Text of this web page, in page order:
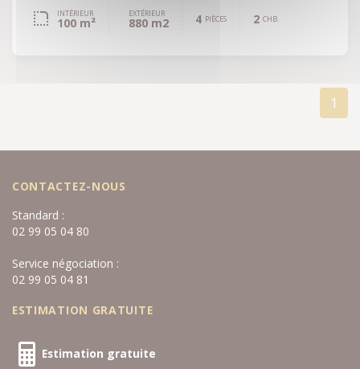
INTÉRIEUR
100 m²
EXTÉRIEUR
880 m2 4 PIÈCES 2 CHB.
1
CONTACTEZ-NOUS
Standard :
02 99 05 04 80
Service négociation :
02 99 05 04 81
ESTIMATION GRATUITE
Estimation gratuite